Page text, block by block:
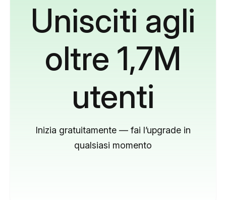
Unisciti agli
oltre 1,7M
utenti
Inizia gratuitamente — fai l’upgrade in
qualsiasi momento